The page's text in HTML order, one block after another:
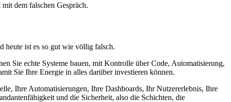
dem falschen Gespräch.
heute ist es so gut wie völlig falsch.
Sie echte Systeme bauen, mit Kontrolle über Code, Automatisierung,
Sie Ihre Energie in alles darüber investieren können.
Ihre Automatisierungen, Ihre Dashboards, Ihr Nutzererlebnis, Ihre
und die Sicherheit, also die Schichten, die